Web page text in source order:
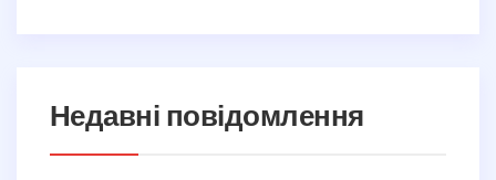
Недавні повідомлення